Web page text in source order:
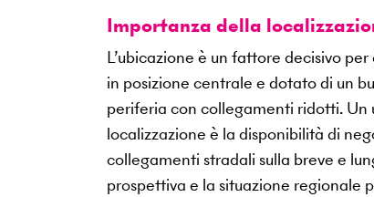
Importanza della
L’ubicazione è un fattore decisivo
in posizione centrale e dotato di un
periferia con collegamenti ridotti.
localizzazione è la disponibilità di
collegamenti stradali sulla breve e
prospettiva e la situazione regionale